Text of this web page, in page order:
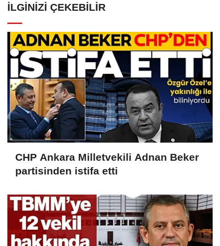
İLGINIZI ÇEKEBILIR
CHP Ankara Milletvekili Adnan Beker
partisinden istifa etti